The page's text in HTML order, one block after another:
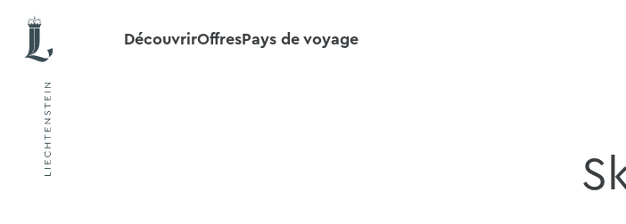
DécouvrirOffresPays de voyage